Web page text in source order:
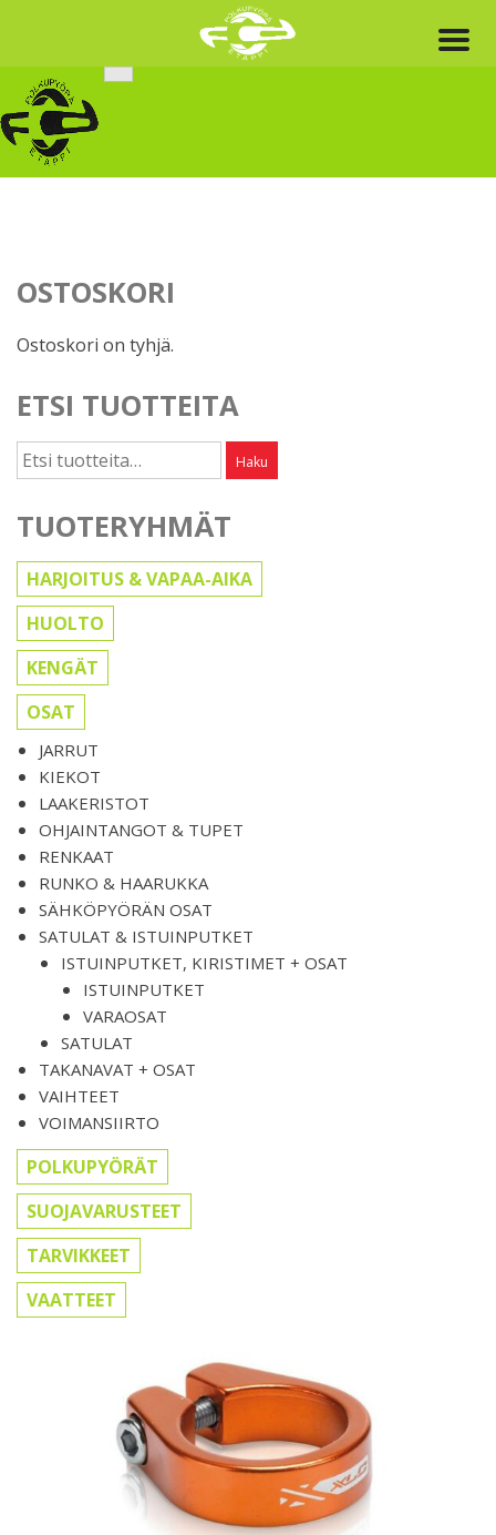
content
OSTOSKORI
Ostoskori on tyhjä.
ETSI TUOTTEITA
Etsi: Haku
TUOTERYHMÄT
HARJOITUS & VAPAA-AIKA
HUOLTO
KENGÄT
OSAT
JARRUT
KIEKOT
LAAKERISTOT
OHJAINTANGOT & TUPET
RENKAAT
RUNKO & HAARUKKA
SÄHKÖPYÖRÄN OSAT
SATULAT & ISTUINPUTKET
ISTUINPUTKET, KIRISTIMET + OSAT
ISTUINPUTKET
VARAOSAT
SATULAT
TAKANAVAT + OSAT
VAIHTEET
VOIMANSIIRTO
POLKUPYÖRÄT
SUOJAVARUSTEET
TARVIKKEET
VAATTEET